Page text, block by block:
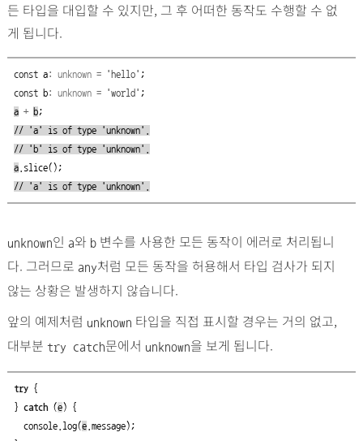
든 타입을 대입할 수 있지만, 그 후 어떠한 동작도 수행할 수 없
게 됩니다.
const a: unknown = 'hello' ;
const b: unknown = 'world' ;
a + b;
// 'a' is of type 'unknown'.
// 'b' is of type 'unknown'.
a. slice();
// 'a' is of type 'unknown'.
unknown인 a와 b변수를 사용한 모든 동작이 에러로 처리됩니
다. 그러므로 any처럼 모든 동작을 허용해서 타입 검사가 되지
않는 상황은 발생하지 않습니다.
앞의 예제처럼 unknown 타입을 직접 표시할 경우는 거의 없고,
대부분 try catch문에서 unknown을 보게 됩니다.
try {
} catch (e)
{
console. log(e. message);